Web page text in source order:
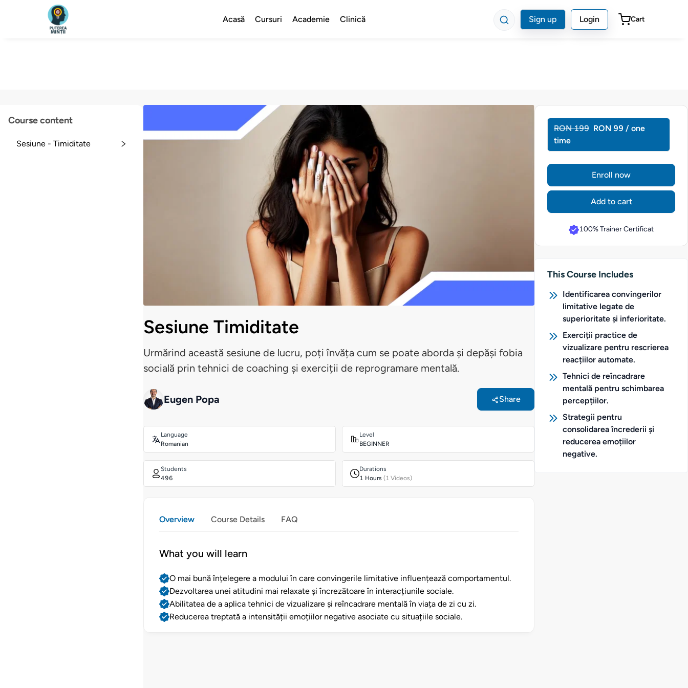
Acasă Cursuri Academie Clinică Sign up Login Cart
Course content
Sesiune - Timiditate
Sesiune Timiditate
Urmărind această sesiune de lucru, poți învăța cum se poate aborda și depăși fobia
socială prin tehnici de coaching și exerciții de reprogramare mentală.
Eugen Popa Share
Language
Romanian
Level
BEGINNER
Students
496
Durations
1 Hours (1 Videos)
Overview Course Details FAQ
What you will learn
O mai bună înțelegere a modului în care convingerile limitative influențează comportamentul.
Dezvoltarea unei atitudini mai relaxate și încrezătoare în interacțiunile sociale.
Abilitatea de a aplica tehnici de vizualizare și reîncadrare mentală în viața de zi cu zi.
Reducerea treptată a intensității emoțiilor negative asociate cu situațiile sociale.
RON 199 RON 99 / one
time
Enroll now
Add to cart
100% Trainer Certificat
This Course Includes
Identificarea convingerilor
limitative legate de
superioritate și inferioritate.
Exerciții practice de
vizualizare pentru rescrierea
reacțiilor automate.
Tehnici de reîncadrare
mentală pentru schimbarea
percepțiilor.
Strategii pentru
consolidarea încrederii și
reducerea emoțiilor
negative.